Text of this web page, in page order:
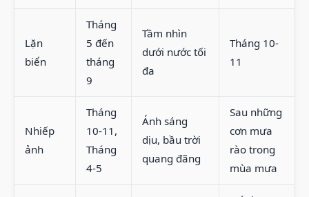
Lặn
biển
Tháng
5 đến
tháng
9
Tầm nhìn
dưới nước tối
đa
Tháng 10-
11
Nhiếp
ảnh
Tháng
10-11,
Tháng
4-5
Ánh sáng
dịu, bầu trời
quang đãng
Sau những
cơn mưa
rào trong
mùa mưa